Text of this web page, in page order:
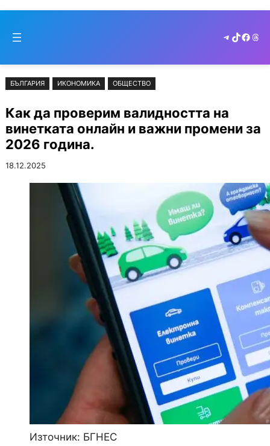
съдържанието
to
Telegram
TikTok
БЪЛГАРИЯ ИКОНОМИКА ОБЩЕСТВО
Как да проверим валидността на
винетката онлайн и важни промени за
2026 година.
18.12.2025
Източник: БГНЕС